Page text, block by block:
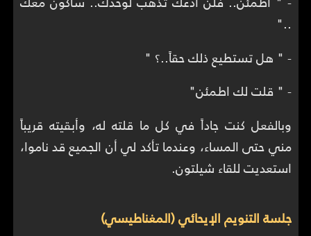
.."
- " هل تستطيع ذلك حقاً..؟ "
- " قلت لك اطمئن"
وبالفعل كنت جاداً في كل ما قلته له، وأبقيته قريباً
مني حتى المساء، وعندما تأكد لي أن الجميع قد ناموا،
استعديت للقاء شيلتون.
جلسة التنويم الإيحائي (المغناطيسي)